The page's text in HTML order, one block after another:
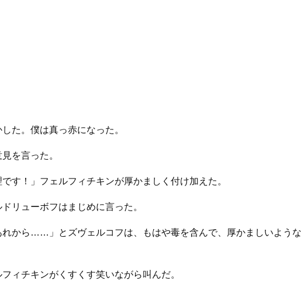
た。僕は真っ赤になった。
を言った。
す！」フェルフィチキンが厚かましく付け加えた。
リューボフはまじめに言った。
から……」とズヴェルコフは、もはや毒を含んで、厚かましいよう
ィチキンがくすくす笑いながら叫んだ。